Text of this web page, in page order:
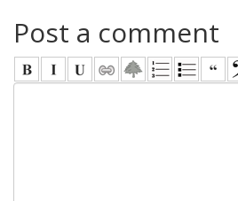
Post a comment